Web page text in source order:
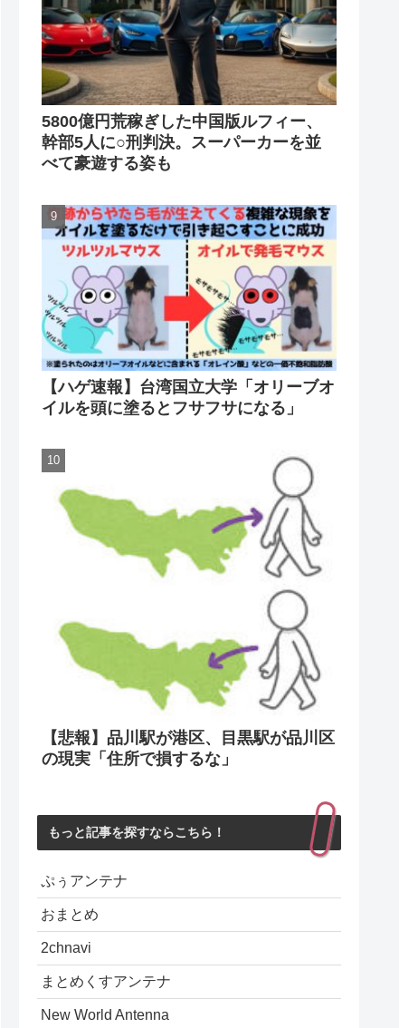
5800億円荒稼ぎした中国版ルフィー、
幹部5人に○刑判決。スーパーカーを並
べて豪遊する姿も
【ハゲ速報】台湾国立大学「オリーブオ
イルを頭に塗るとフサフサになる」
【悲報】品川駅が港区、目黒駅が品川区
の現実「住所で損するな」
もっと記事を探すならこちら！
ぷぅアンテナ
おまとめ
2chnavi
まとめくすアンテナ
New World Antenna